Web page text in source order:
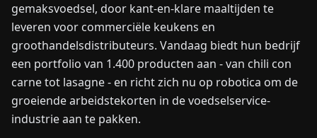
gemaksvoedsel, door kant-en-klare maaltijden te
leveren voor commerciële keukens en
groothandelsdistributeurs. Vandaag biedt hun bedrijf
een portfolio van 1.400 producten aan - van chili con
carne tot lasagne - en richt zich nu op robotica om de
groeiende arbeidstekorten in de voedselservice-
industrie aan te pakken.